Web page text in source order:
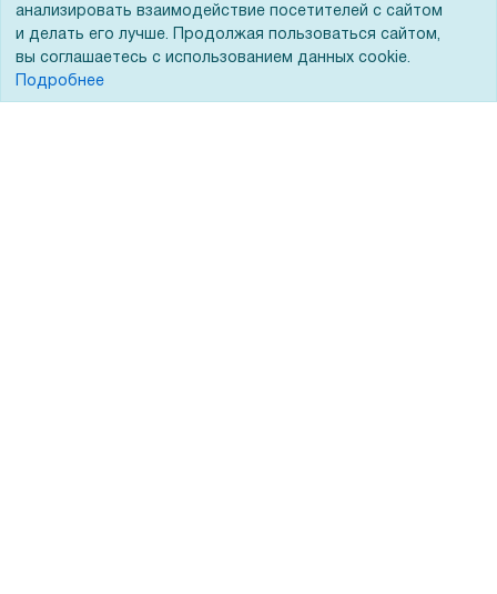
Помощь
Вопрос-ответ
Реквизиты
анализировать взаимодействие посетителей с сайтом
и делать его лучше. Продолжая пользоваться сайтом,
вы соглашаетесь с использованием данных cookie.
Подробнее